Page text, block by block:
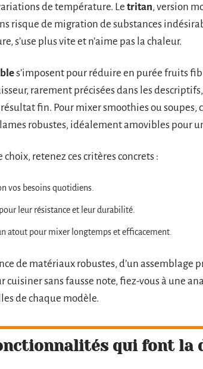
de température. Le tritan, version
risque de migration de substances
s’use plus vite et n’aime pas la chaleur.
s’imposent pour réduire en purée fruits
rarement précisées dans les
fin. Pour mixer smoothies ou soupes,
robustes, idéalement amovibles pour
retenez ces critères concrets :
vos besoins quotidiens.
leur résistance et leur durabilité.
atout pour mixer longtemps et efficacement.
de matériaux robustes, d’un assemblage
sans fausse note, fiez-vous à une
de chaque modèle.
qui font la